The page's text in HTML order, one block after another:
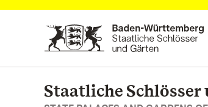
Navigate to main page
Staatliche